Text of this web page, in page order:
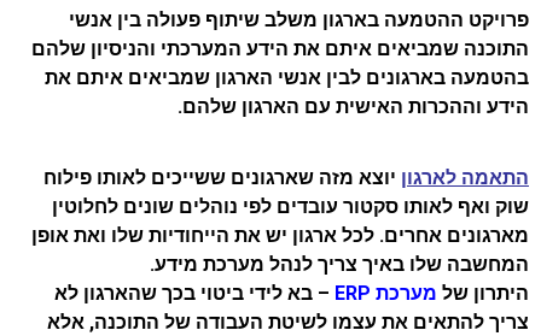
פרויקט ההטמעה בארגון משלב שיתוף פעולה בין אנשי
התוכנה שמביאים איתם את הידע המערכתי והניסיון שלהם
בהטמעה בארגונים לבין אנשי הארגון שמביאים איתם את
הידע וההכרות האישית עם הארגון שלהם.
התאמה לארגון יוצא מזה שארגונים ששייכים לאותו פילוח
שוק ואף לאותו סקטור עובדים לפי נוהלים שונים לחלוטין
מארגונים אחרים. לכל ארגון יש את הייחודיות שלו ואת אופן
המחשבה שלו באיך צריך לנהל מערכת מידע.
היתרון של מערכת ERP
– בא לידי ביטוי בכך שהארגון לא
צריך להתאים את עצמו לשיטת העבודה של התוכנה, אלא